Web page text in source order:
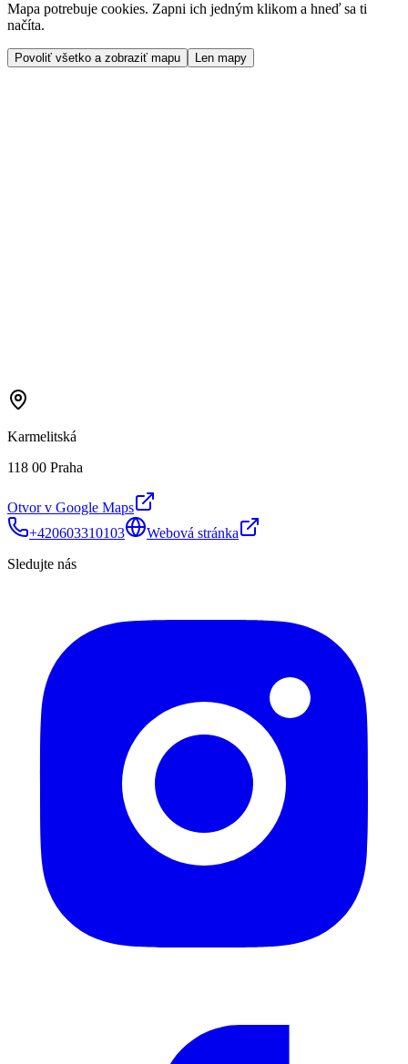
Mapa potrebuje cookies. Zapni ich jedným klikom a hneď sa ti
načíta.
Povoliť všetko a zobraziť mapu Len mapy
Karmelitská
118 00 Praha
Otvor v Google Maps
+420603310103
Webová stránka
Sledujte nás